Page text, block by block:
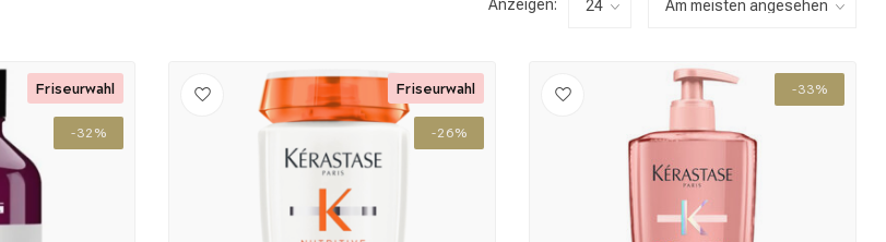
Anzeigen:
-32%
Friseurwahl
-26%
Friseurwahl -33%